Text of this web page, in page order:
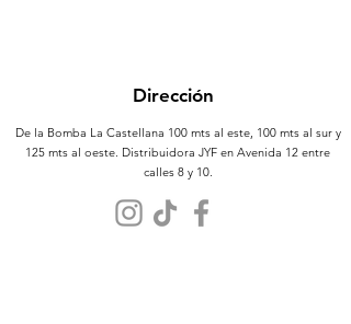
Dirección
De la Bomba La Castellana 100 mts al este, 100 mts al sur y
125 mts al oeste. Distribuidora JYF en Avenida 12 entre
calles 8 y 10.